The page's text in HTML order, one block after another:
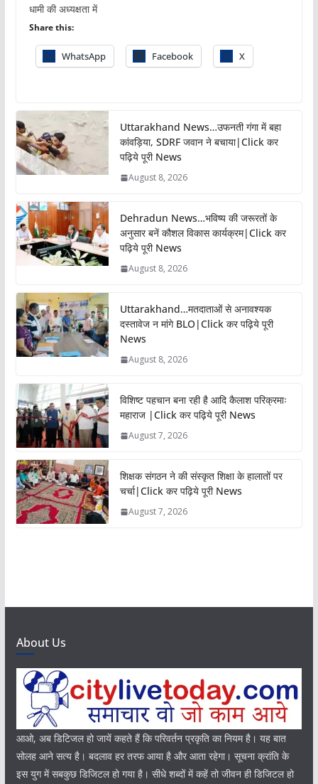
धामी की अध्यक्षता में
Share this:
WhatsApp Facebook X
Uttarakhand News…उफनती गंगा में बहा
कांवड़िया, SDRF जवान ने बचाया|Click कर
पढ़िये पूरी News
August 8, 2026
Dehradun News…भविष्य की जरूरतों के
अनुसार बनें कौशल विकास कार्यक्रम|Click कर
पढ़िये पूरी News
August 8, 2026
Uttarakhand…मतदाताओं से अनावश्यक
दस्तावेज न मांगे BLO|Click कर पढ़िये पूरी
News
August 8, 2026
विशिष्ट पहचान बना रही है आदि कैलाश परिक्रमाः
महाराज |Click कर पढ़िये पूरी News
August 7, 2026
शिक्षक संगठन ने की संस्कृत शिक्षा के हालातों पर
चर्चा|Click कर पढ़िये पूरी News
August 7, 2026
About Us
आओ, अब डिटिजल हो जायें कहते हैं कि परिवर्तन प्रकृति का नियम है। यह बात
सोलह आने सत्य है। बदलाव हर तरफ आया है और आता रहेगा। सूचना क्रांति के
इस युग में सबकुछ डिजिटल हो गया है। सीधे शब्दों में कहें तो जीवन ही डिजिटल हो